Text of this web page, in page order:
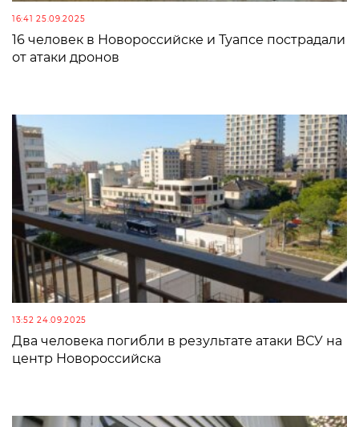
16:41 25.09.2025
16 человек в Новороссийске и Туапсе пострадали
от атаки дронов
13:52 24.09.2025
Два человека погибли в результате атаки ВСУ на
центр Новороссийска